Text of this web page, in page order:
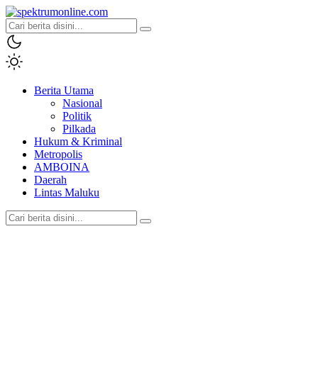
spektrumonline.com
Berita Utama
Nasional
Politik
Pilkada
Hukum & Kriminal
Metropolis
AMBOINA
Daerah
Lintas Maluku